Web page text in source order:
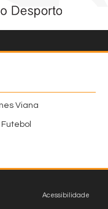
Viana
Acessibilidade